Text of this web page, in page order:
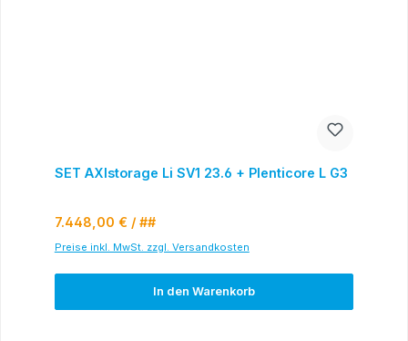
SET AXIstorage Li SV1 23.6 + Plenticore L G3
Regulärer Preis:
7.448,00 € / ##
Preise inkl. MwSt. zzgl. Versandkosten
In den Warenkorb